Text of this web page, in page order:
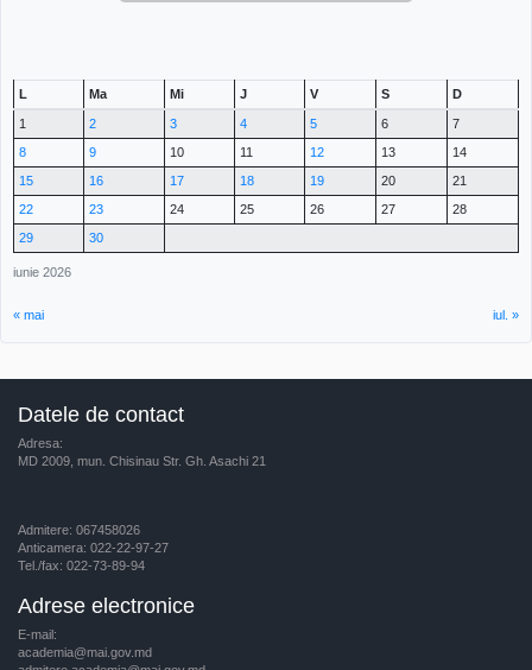
iunie 2026
L Ma Mi J V S D
1 2 3 4 5 6
7
8
9 10 11 12 13
14
15
16 17 18 19 20
21
22
23 24 25 26 27
28
29
30
« mai iul. »
Datele de contact
Adresa:
MD 2009, mun. Chisinau Str. Gh. Asachi 21
Admitere: 067458026
Anticamera: 022-22-97-27
Tel./fax: 022-73-89-94
Adrese electronice
E-mail:
academia@mai.gov.md